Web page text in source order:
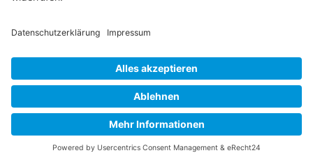
© 2026 aubing-ist-in.de
Kontakt
Downloads Impressum Datenschutz